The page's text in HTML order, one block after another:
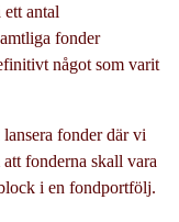
antal
fonder
något som varit
fonder där vi
fonderna skall vara
i en fondportfölj.